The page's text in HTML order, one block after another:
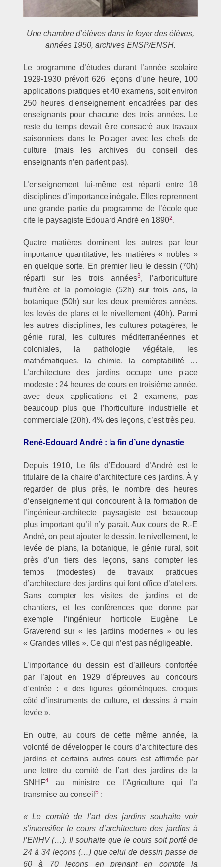
Une chambre d’élèves dans le foyer des élèves,
années 1950, archives ENSP/ENSH.
Le programme d’études durant l’année scolaire
1929-1930 prévoit 626 leçons d’une heure, 100
applications pratiques et 40 examens, soit environ
250 heures d’enseignement encadrées par des
enseignants pour chacune des trois années. Le
reste du temps devait être consacré aux travaux
saisonniers dans le Potager avec les chefs de
culture (mais les archives du conseil des
enseignants n’en parlent pas).
L’enseignement lui-même est réparti entre 18
disciplines d’importance inégale. Elles reprennent
une grande partie du programme de l’école que
cite le paysagiste Edouard André en 18902.
Quatre matières dominent les autres par leur
importance quantitative, les matières « nobles »
en quelque sorte. En premier lieu le dessin (70h)
réparti sur les trois années3, l’arboriculture
fruitière et la pomologie (52h) sur trois ans, la
botanique (50h) sur les deux premières années,
les levés de plans et le nivellement (40h). Parmi
les autres disciplines, les cultures potagères, le
génie rural, les cultures méditerranéennes et
coloniales, la pathologie végétale, les
mathématiques, la chimie, la comptabilité …
L’architecture des jardins occupe une place
modeste : 24 heures de cours en troisième année,
avec deux applications et 2 examens, pas
beaucoup plus que l’horticulture industrielle et
commerciale (20h). 4% des leçons, c’est très peu.
René-Edouard André : la fin d’une dynastie
Depuis 1910, Le fils d’Edouard d’André est le
titulaire de la chaire d’architecture des jardins. À y
regarder de plus près, le nombre des heures
d’enseignement qui concourent à la formation de
l’ingénieur-architecte paysagiste est beaucoup
plus important qu’il n’y parait. Aux cours de R.-E
André, on peut ajouter le dessin, le nivellement, le
levée de plans, la botanique, le génie rural, soit
près d’un tiers des leçons, sans compter les
temps (modestes) de travaux pratiques
d’architecture des jardins qui font office d’ateliers.
Sans compter les visites de jardins et de
chantiers, et les conférences que donne par
exemple l‘ingénieur horticole Eugène Le
Graverend sur « les jardins modernes » ou les
« Grandes villes ». Ce qui n’est pas négligeable.
L’importance du dessin est d’ailleurs confortée
par l’ajout en 1929 d’épreuves au concours
d’entrée : « des figures géométriques, croquis
côté d’instruments de culture, et dessins à main
levée ».
En outre, au cours de cette même année, la
volonté de développer le cours d’architecture des
jardins et certains autres cours est affirmée par
une lettre du comité de l’art des jardins de la
SNHF4au ministre de l’Agriculture qui l’a
transmise au conseil 5 :
« Le comité de l’art des jardins souhaite voir
s’intensifier le cours d’architecture des jardins à
l’ENHV (…). Il souhaite que le cours soit porté de
24 à 34 leçons (…) que celui de dessin passe de
60 à 70 leçons en prenant en compte la